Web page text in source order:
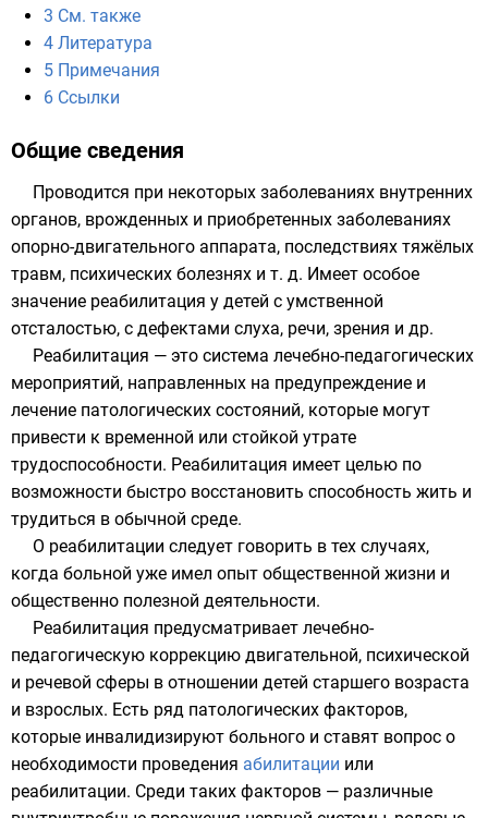
3 См. также
4 Литература
5 Примечания
6 Ссылки
Общие сведения
Проводится при некоторых заболеваниях внутренних
органов, врожденных и приобретенных заболеваниях
опорно-двигательного аппарата, последствиях тяжёлых
травм, психических болезнях и т. д. Имеет особое
значение реабилитация у детей с умственной
отсталостью, с дефектами слуха, речи, зрения и др.
Реабилитация — это система лечебно-педагогических
мероприятий, направленных на предупреждение и
лечение патологических состояний, которые могут
привести к временной или стойкой утрате
трудоспособности. Реабилитация имеет целью по
возможности быстро восстановить способность жить и
трудиться в обычной среде.
О реабилитации следует говорить в тех случаях,
когда больной уже имел опыт общественной жизни и
общественно полезной деятельности.
Реабилитация предусматривает лечебно-
педагогическую коррекцию двигательной, психической
и речевой сферы в отношении детей старшего возраста
и взрослых. Есть ряд патологических факторов,
которые инвалидизируют больного и ставят вопрос о
необходимости проведения абилитации или
реабилитации. Среди таких факторов — различные